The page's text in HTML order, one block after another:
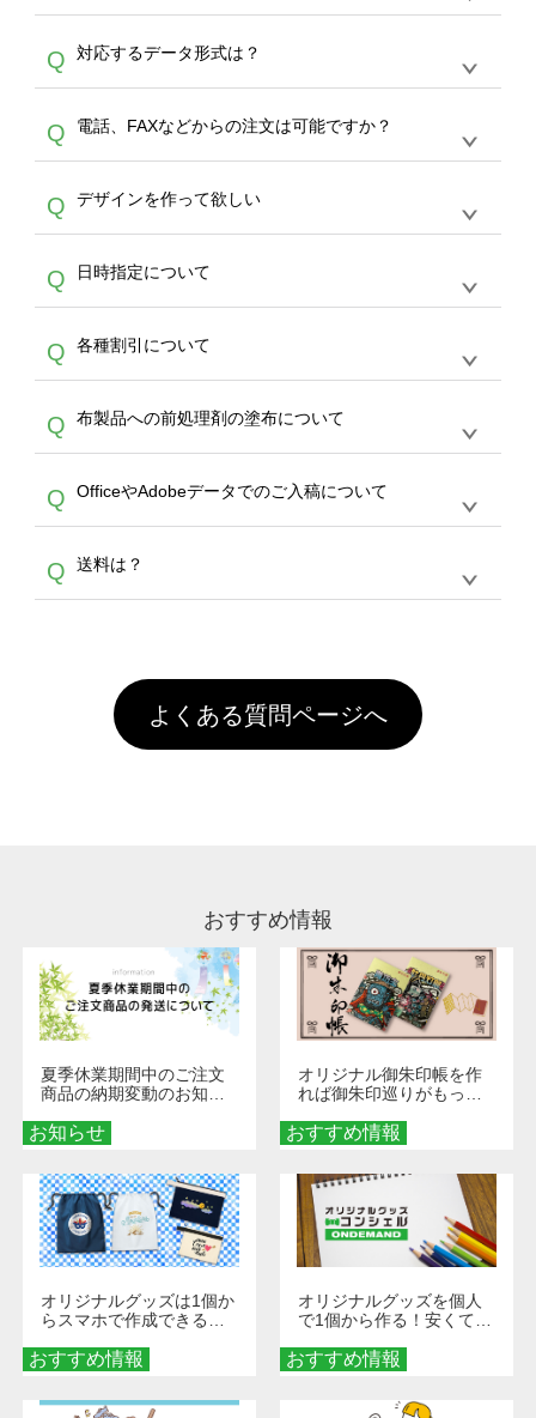
A
生産にて承っております。デザインツールから
デザインの作成から決済まで完了できます。
30枚以上やシルク印刷など、大口注文の場合
は、サポートが担当するエコバッグコンシェル
やタンブラーコンシェルをご利用ください。製
作する数量が多ければ多いほど、オンデマンド
サービスよりも低価格で製作することが可能で
す。
Q 対応するデータ形式は？
A
ドできるデータ形式は、JPG / PNG / AI / PSD /
PDF 形式になります。データの最大サイズ
写真などもアップロード可能です。使用できな
い画像はエラーになります。（※ Illustratorか
らの直接入稿には対応していません。AIで保存
し、デザインツールからアップロードして下さ
い）
Q 電話、FAXなどからの注文は可能ですか？
A
文のみ受け付けております。30個以上のご製
作をお考えの方は、サポートが担当するエコバ
スをご利用頂ければ、電話やFAX、メールなど
でご注文が可能です。
Q デザインを作って欲しい
A
を作って欲しい。などの場合は、製作数量が
30個以上であれば、サポート担当が、デザイ
バッグコンシェル
サー
ビスをご利用ください。(※ 30個以下の場合
は、デザインツールをご利用ください)
Q 日時指定について
A
ん。発送後18時以降に配送業者・伝票番号を
メールでお知らせいたしますので、直接配送業
者にご連絡いただき調整をお願い致します。
Q 各種割引について
A
カート内で自動的に割引(最大50%)が適用され
ます。 【付与ポイント】購入金額の1％が1ポ
イントとして付与され、次回ご注文時に1ポイ
ント＝1円としてお使いいただけます。ポイン
トは発送完了の翌日に付与され、次回ご注文時
からご利用頂けます。ポイントの有効期限は一
年間です。【会員ランク】過去10カ月のご注
文回数により会員ランク割引(最大5%)が適用
頂いても、ログインがされていなければ、ラン
クにカウントがされません。
Q 布製品への前処理剤の塗布について
A
意点（前処理剤）】カラー生地（Tシャツのホ
ワイト、トートバッグのナチュラル、ホワイト
といって、プリントを定着させるための処理剤
を塗布しており、短納期・低価格で商品をお届
害な性質で、水洗いで落とすことが可能です。
お手数ですが、お客様ご自身にて着用前に落と
していただけますようお願いいたします。※1
通常注文・直送機能でのご注文に関わらず、前
Q OfficeやAdobeデータでのご入稿について
A
ません。いずれのデータも該当デザインのみ画
像(JPEG,PNG,GIF,PDF)に変換、またはAdobe
Q 送料は？
引」などによるお値引きで4,000円未満になる
場合は送料がかかりますので、ご注意くださ
い。
よくある質問ページへ
おすすめ情報
お知らせ
夏季休業期間中のご注文
商品の納期変動のお知ら
おすすめ情報
オリジナル御朱印帳を作
れば御朱印巡りがもっと
ダーメイドする魅力と選
び方
おすすめ情報
オリジナルグッズは1個か
らスマホで作成できる！
くなる巾着＆ポーチ活用
術
おすすめ情報
オリジナルグッズを個人
で1個から作る！安くて簡
秘訣